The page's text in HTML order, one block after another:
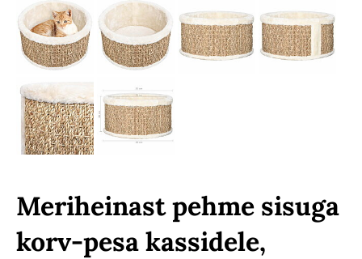
Meriheinast pehme sisuga
korv-pesa kassidele,